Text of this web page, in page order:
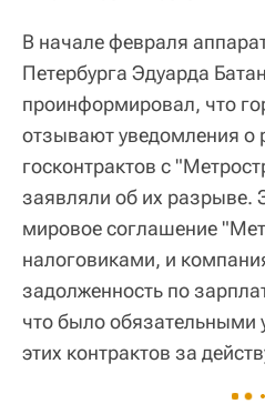
В начале февраля
Петербурга Эдуарда
проинформировал, что
отзывают уведомления о
госконтрактов с
заявляли об их разрыве.
мировое соглашение
налоговиками, и
задолженность по
что было обязательными
этих контрактов за